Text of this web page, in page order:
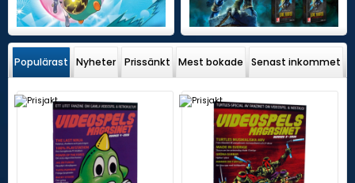
Populärast Nyheter Prissänkt Mest bokade Senast inkommet